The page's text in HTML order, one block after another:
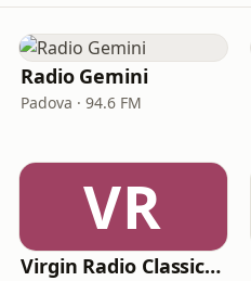
Radio Gemini
Padova · 94.6 FM
VR
Virgin Radio Classic Rock